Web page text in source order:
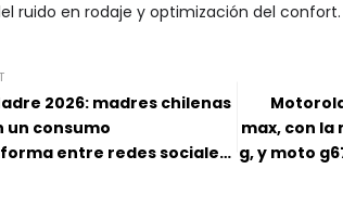
ruido en rodaje y optimización del confort.
2026: madres chilenas
un consumo
entre redes sociales,
max, con
g, y moto